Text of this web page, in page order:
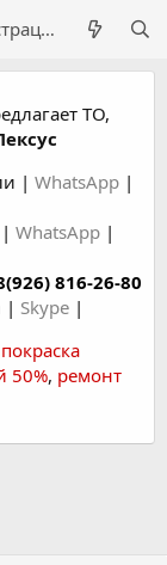
Регистрация
ТО,
| WhatsApp |
WhatsApp |
816-26-80
| Skype |
покраска
50%, ремонт